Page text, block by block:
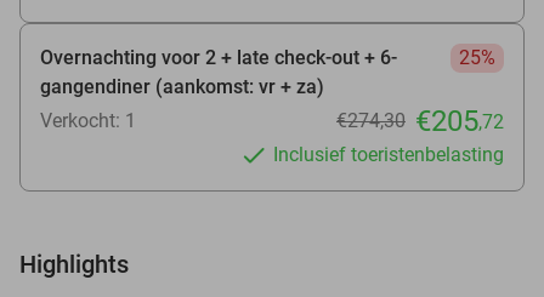
Overnachting voor 2 + late check-out + 6-
gangendiner (aankomst: vr + za)
25%
Verkocht: 1 €274,30 €205,72
Inclusief toeristenbelasting
Highlights